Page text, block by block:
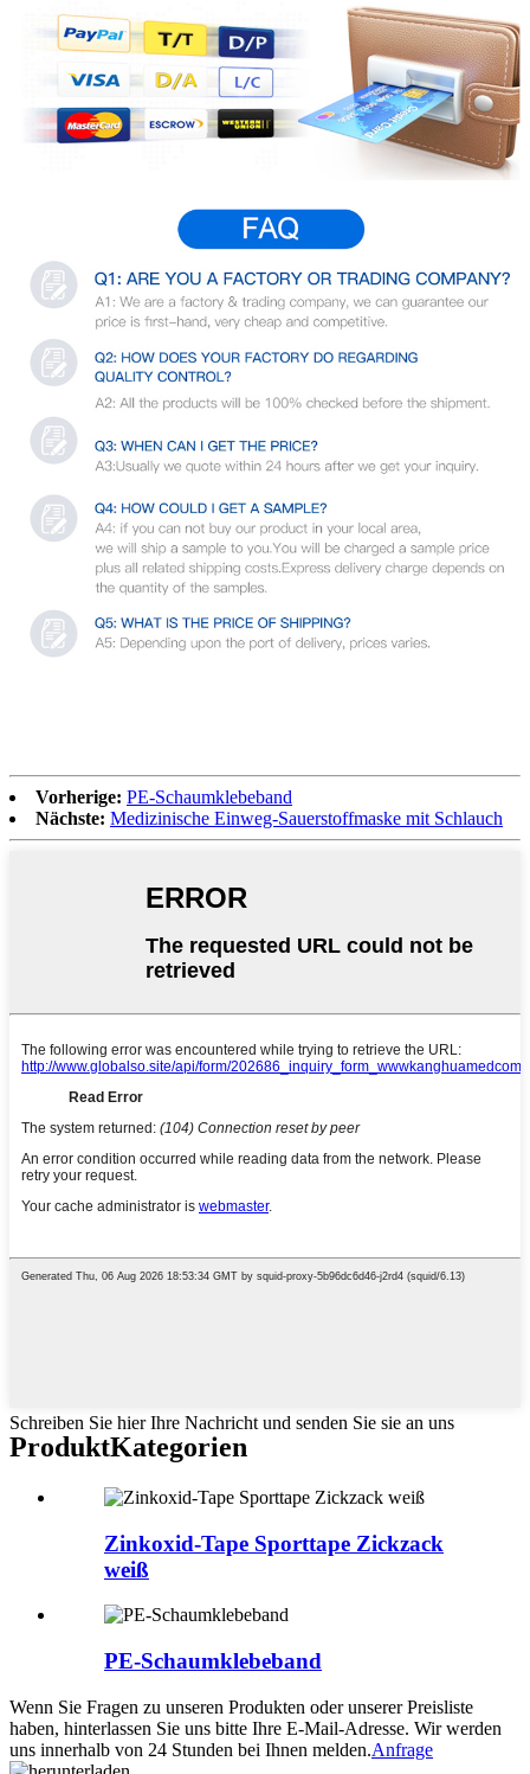
Vorherige: PE-Schaumklebeband
Nächste: Medizinische Einweg-Sauerstoffmaske mit Schlauch
Schreiben Sie hier Ihre Nachricht und senden Sie sie an uns
ProduktKategorien
Zinkoxid-Tape Sporttape Zickzack
weiß
PE-Schaumklebeband
Wenn Sie Fragen zu unseren Produkten oder unserer Preisliste
haben, hinterlassen Sie uns bitte Ihre E-Mail-Adresse. Wir werden
uns innerhalb von 24 Stunden bei Ihnen melden.Anfrage